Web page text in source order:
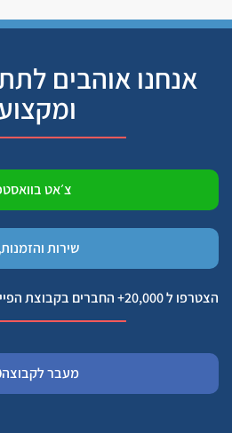
אנחנו אוהבים
צ׳אט
שירות והזמנות
הצטרפו ל 20,000+ החברים בקבוצת הפייסבוק שלנו ״מטפלים בהורים
מעבר לקבוצה